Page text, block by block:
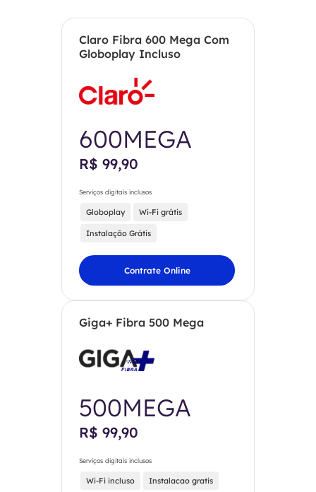
Claro Fibra 600 Mega Com
Globoplay Incluso
600MEGA
R$ 99,90
Serviços digitais inclusos
Globoplay Wi-Fi grátis
Instalação Grátis
Contrate Online
Giga+ Fibra 500 Mega
500MEGA
R$ 99,90
Serviços digitais inclusos
Wi-Fi incluso Instalacao gratis